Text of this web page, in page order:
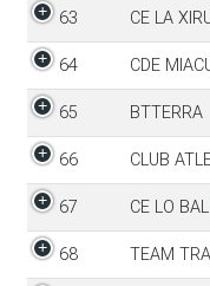
63 CE LA
64 CDE
65 BTTERRA
66 CLUB
67 CE LO
68 TEAM